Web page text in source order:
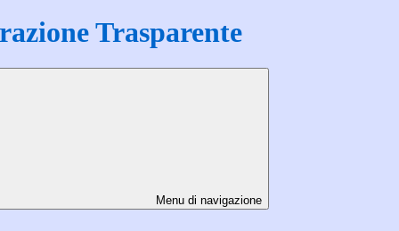
Trasparente
Menu di navigazione